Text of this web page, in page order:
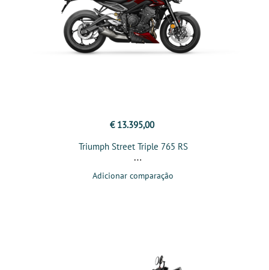
€ 13.395,00
Triumph Street Triple 765 RS
Adicionar comparação